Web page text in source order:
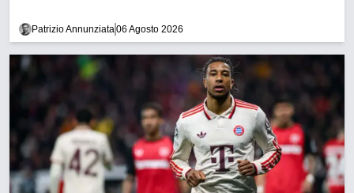
Patrizio Annunziata 06 Agosto 2026